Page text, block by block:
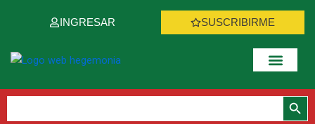
INGRESAR SUSCRIBIRME
Botón de